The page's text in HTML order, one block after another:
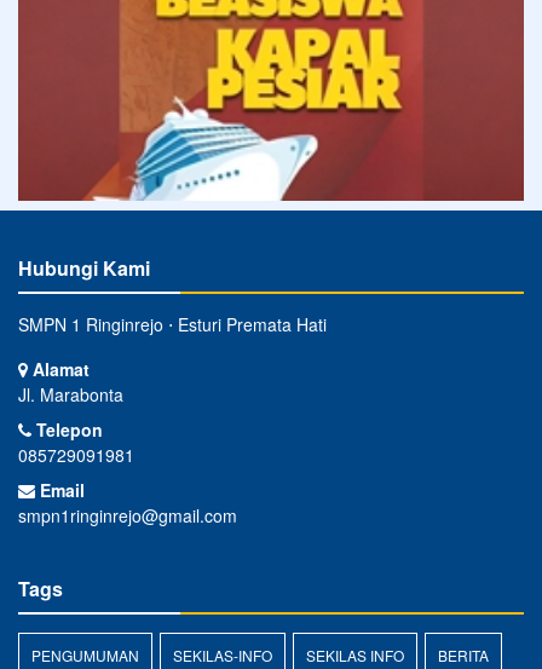
Hubungi Kami
SMPN 1 Ringinrejo ⋅ Esturi Premata Hati
Alamat
Jl. Marabonta
Telepon
085729091981
Email
smpn1ringinrejo@gmail.com
Tags
PENGUMUMAN SEKILAS-INFO SEKILAS INFO BERITA